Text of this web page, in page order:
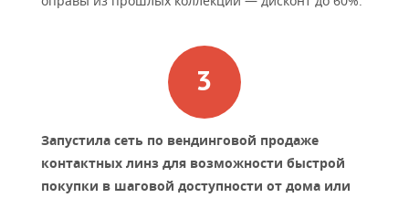
Запустила сеть по вендинговой продаже
контактных линз для возможности быстрой
покупки в шаговой доступности от дома или